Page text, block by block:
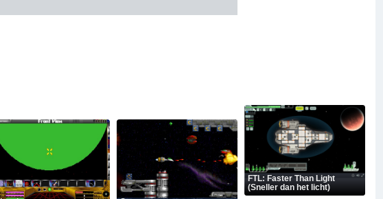
FTL: Faster Than Light
(Sneller dan het licht)